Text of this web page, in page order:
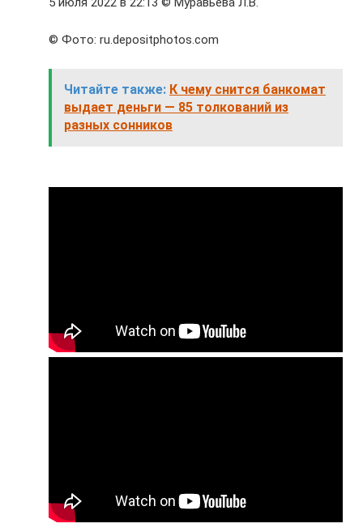
© Фото: ru.depositphotos.com
Читайте также: К чему снится банкомат
выдает деньги — 85 толкований из
разных сонников